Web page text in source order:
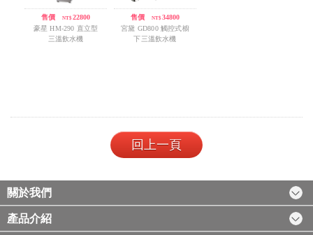
售價 /NT$22800
豪星 HM-290 直立型
三溫飲水機
售價 /NT$34800
宮黛 GD800 觸控式櫥
下三溫飲水機
回上一頁
關於我們
產品介紹